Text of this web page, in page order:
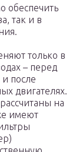
обеспечить
так и в
только в
– перед
после
двигателях.
на
имеют